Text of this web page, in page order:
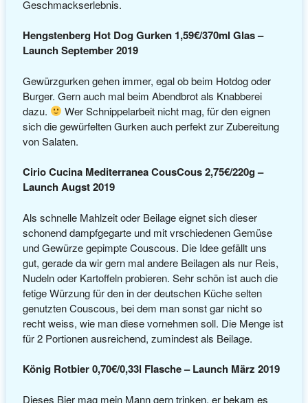
Geschmackserlebnis.
Hengstenberg Hot Dog Gurken 1,59€/370ml Glas –
Launch September 2019
Gewürzgurken gehen immer, egal ob beim Hotdog oder
Burger. Gern auch mal beim Abendbrot als Knabberei
dazu.
Wer Schnippelarbeit nicht mag, für den eignen
sich die gewürfelten Gurken auch perfekt zur Zubereitung
von Salaten.
Cirio Cucina Mediterranea CousCous 2,75€/220g –
Launch Augst 2019
Als schnelle Mahlzeit oder Beilage eignet sich dieser
schonend dampfgegarte und mit vrschiedenen Gemüse
und Gewürze gepimpte Couscous. Die Idee gefällt uns
gut, gerade da wir gern mal andere Beilagen als nur Reis,
Nudeln oder Kartoffeln probieren. Sehr schön ist auch die
fetige Würzung für den in der deutschen Küche selten
genutzten Couscous, bei dem man sonst gar nicht so
recht weiss, wie man diese vornehmen soll. Die Menge ist
für 2 Portionen ausreichend, zumindest als Beilage.
König Rotbier 0,70€/0,33l Flasche – Launch März 2019
Dieses Bier mag mein Mann gern trinken, er bekam es